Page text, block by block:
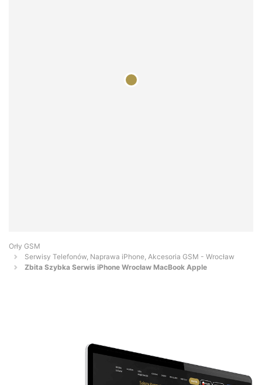
Orły GSM
Serwisy Telefonów, Naprawa iPhone, Akcesoria GSM - Wrocław
Zbita Szybka Serwis iPhone Wrocław MacBook Apple